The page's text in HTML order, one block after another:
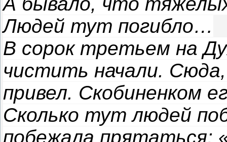
Людей тут погибло…
В сорок третьем на
чистить начали.
привел. Скобиненком
Сколько тут людей
побежала прятаться: